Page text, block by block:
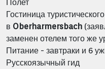
Полет
Гостиница
в Oberharmersbach
заменен отелем того же
Питание - завтраки и 6
Русскоязычный гид